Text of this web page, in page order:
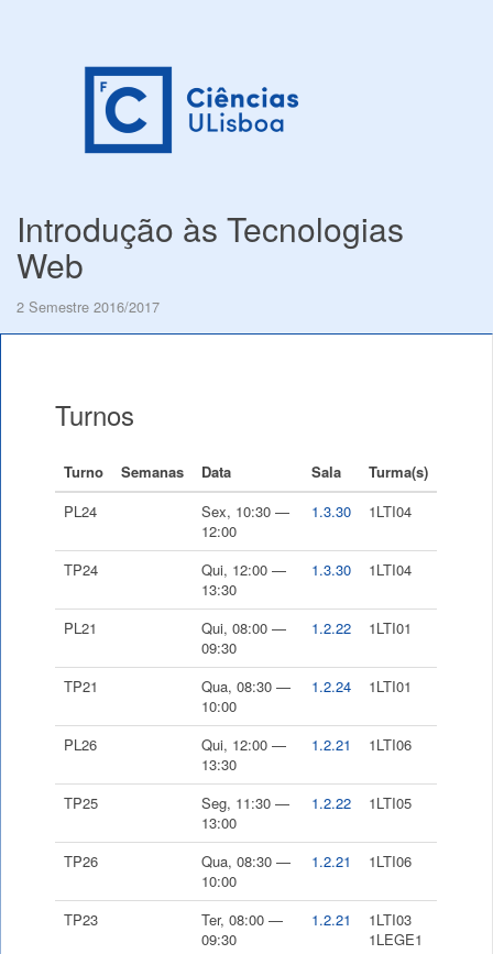
Introdução às Tecnologias
Web
2 Semestre 2016/2017
Turnos
Turno Semanas Data Sala
Turma(s)
PL24
Sex, 10:30 —
12:00
1.3.30 1LTI04
TP24
Qui, 12:00 —
13:30
1.3.30 1LTI04
PL21
Qui, 08:00 —
09:30
1.2.22 1LTI01
TP21
Qua, 08:30 —
10:00
1.2.24 1LTI01
PL26
Qui, 12:00 —
13:30
1.2.21 1LTI06
TP25
Seg, 11:30 —
13:00
1.2.22 1LTI05
TP26
Qua, 08:30 —
10:00
1.2.21 1LTI06
TP23
Ter, 08:00 —
09:30
1.2.21
1LTI03
1LEGE1